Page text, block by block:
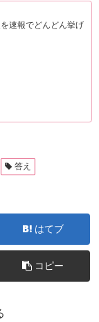
速報でどんどん挙げ
答え
はてブ
コピー